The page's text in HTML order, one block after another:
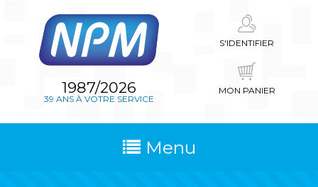
1987/2026
39 ANS À VOTRE SERVICE
S'IDENTIFIER
MON PANIER
Menu